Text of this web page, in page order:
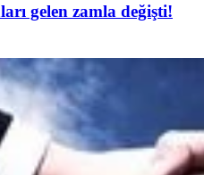
gelen zamla değişti!